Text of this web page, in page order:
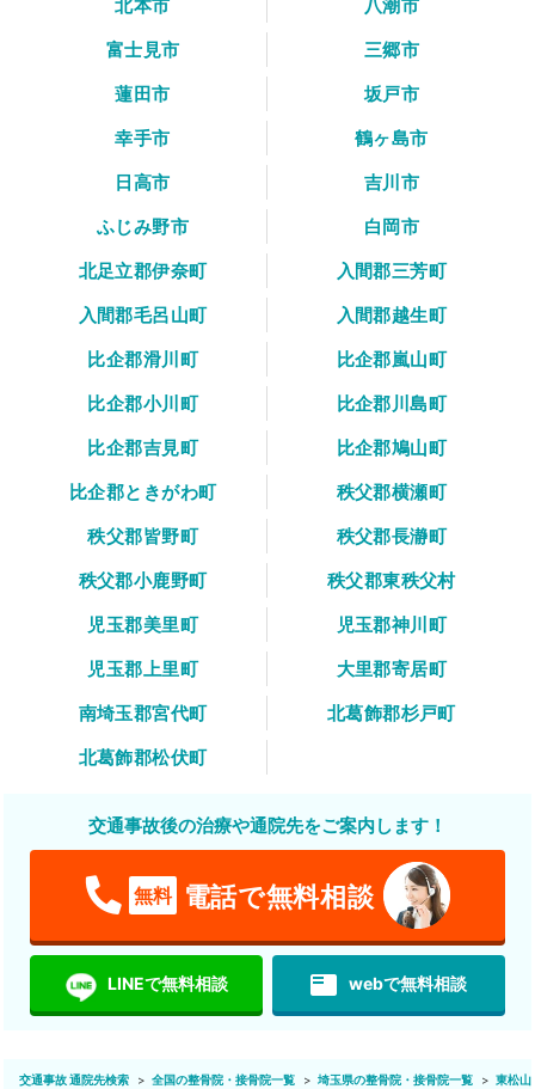
北本市
八潮市
富士見市
三郷市
蓮田市
坂戸市
幸手市
鶴ヶ島市
日高市
吉川市
ふじみ野市
白岡市
北足立郡伊奈町
入間郡三芳町
入間郡毛呂山町
入間郡越生町
比企郡滑川町
比企郡嵐山町
比企郡小川町
比企郡川島町
比企郡吉見町
比企郡鳩山町
比企郡ときがわ町
秩父郡横瀬町
秩父郡皆野町
秩父郡長瀞町
秩父郡小鹿野町
秩父郡東秩父村
児玉郡美里町
児玉郡神川町
児玉郡上里町
大里郡寄居町
南埼玉郡宮代町
北葛飾郡杉戸町
北葛飾郡松伏町
交通事故後の治療や通院先をご案内します！
無料 電話で無料相談
LINEで無料相談 featured_play_list webで無料相談
交通事故 通院先検索 全国の整骨院・接骨院一覧 埼玉県の整骨院・接骨院一覧 東松山